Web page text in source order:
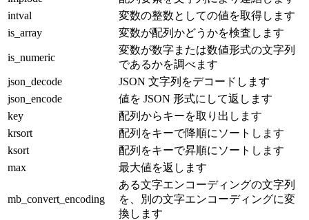
intval
変数の整数としての値を取得します
is_array
変数が配列かどうかを検査します
is_numeric
変数が数字または数値形式の文字列
であるかを調べます
json_decode
JSON 文字列をデコードします
json_encode
値を JSON 形式にして返します
key
配列からキーを取り出します
krsort
配列をキーで降順にソートします
ksort
配列をキーで昇順にソートします
max
最大値を返します
mb_convert_encoding
ある文字エンコーディングの文字列
を、別の文字エンコーディングに変
換します